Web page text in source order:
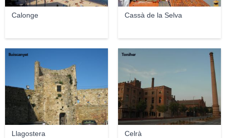
Calonge Cassà de la Selva
Llagostera
lluiscanyet
Celrà
Toniher